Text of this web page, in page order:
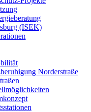
(ISEK)
Norderstraße